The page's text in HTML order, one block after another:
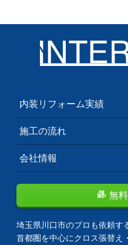
内装リフォーム実績
施工の流れ
会社情報
無
埼玉県川口市のプロも依頼す
首都圏を中心にクロス張替え